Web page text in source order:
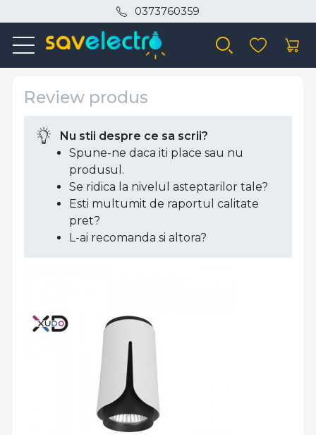
0373760359
Review produs
Nu stii despre ce sa scrii?
Spune-ne daca iti place sau nu
produsul.
Se ridica la nivelul asteptarilor tale?
Esti multumit de raportul calitate
pret?
L-ai recomanda si altora?